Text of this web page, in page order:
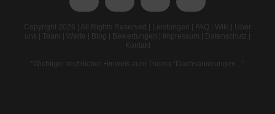
Copyright 2026 | All Rights Reserved | Leistungen FAQ Wiki
Über
uns
Team Werte Blog Bewertungen Impressum Datenschutz
Kontakt
*Wichtiger rechtlicher Hinweis zum Thema “Dachsanierungen...” .